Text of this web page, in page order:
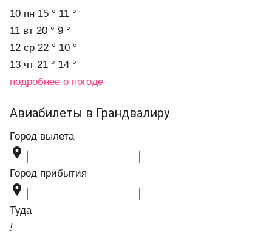
10 пн 15 ° 11 °
11 вт 20 ° 9 °
12 ср 22 ° 10 °
13 чт 21 ° 14 °
подробнее о погоде
Авиабилеты в Грандвалиру
Город вылета

Город прибытия

Туда
!